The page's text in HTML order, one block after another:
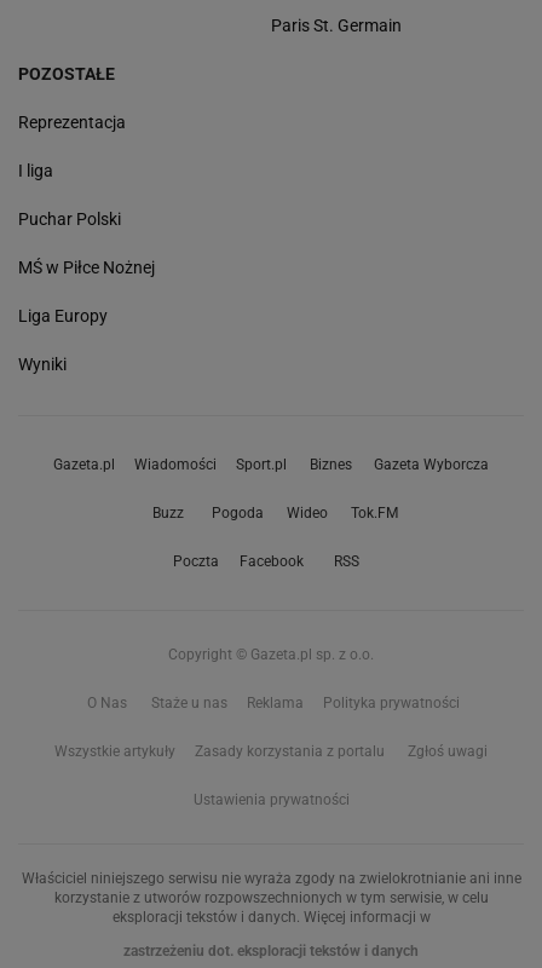
Paris St. Germain
POZOSTAŁE
Reprezentacja
I liga
Puchar Polski
MŚ w Piłce Nożnej
Liga Europy
Wyniki
Gazeta.pl Wiadomości Sport.pl Biznes Gazeta Wyborcza
Buzz Pogoda Wideo Tok.FM
Poczta Facebook RSS
Copyright © Gazeta.pl sp. z o.o.
O Nas Staże u nas Reklama Polityka prywatności
Wszystkie artykuły Zasady korzystania z portalu Zgłoś uwagi
Ustawienia prywatności
Właściciel niniejszego serwisu nie wyraża zgody na zwielokrotnianie ani inne
korzystanie z utworów rozpowszechnionych w tym serwisie, w celu
eksploracji tekstów i danych. Więcej informacji w
zastrzeżeniu dot. eksploracji tekstów i danych